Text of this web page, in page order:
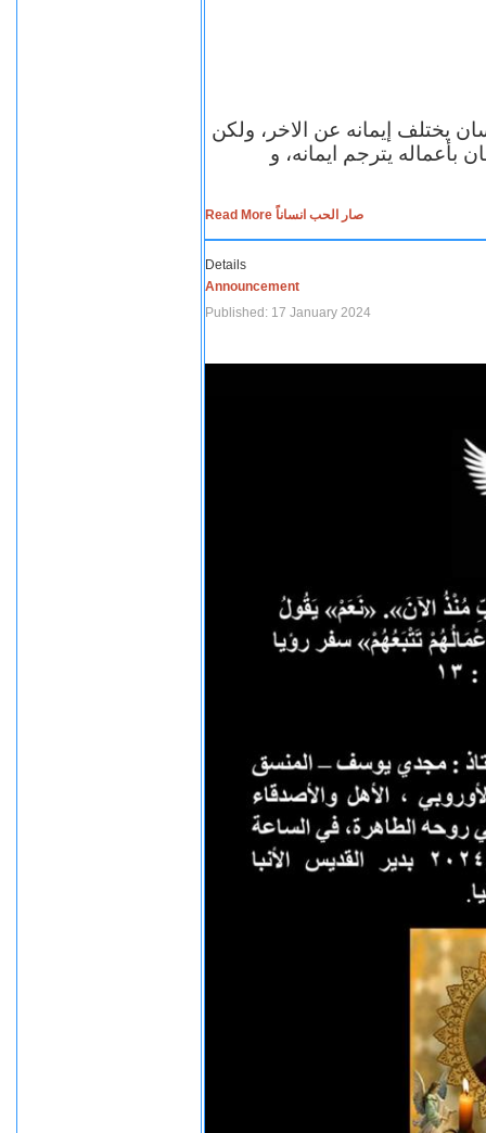
يختلف إيمانه عن الاخر، ولكن
بأعماله يترجم ايمانه، و
Read More صار الحب انساناً
Details
Announcement
Published: 17 January 2024